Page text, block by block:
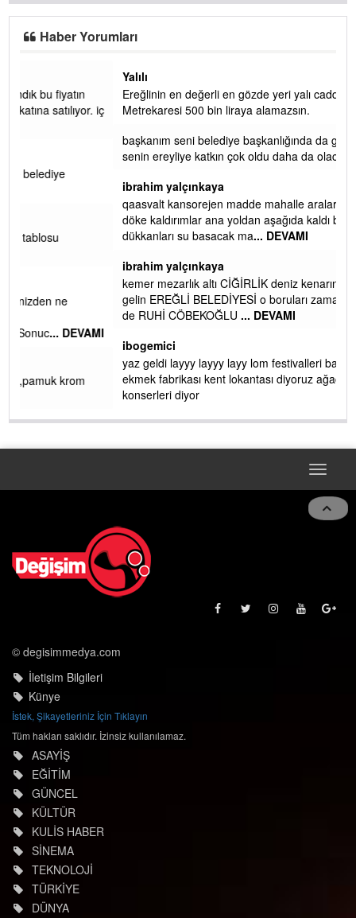
Yalılı
Ereğlinin en değerli en gözde yeri yalı caddesi ve çevresidir.
başkanım seni belediye başkanlığında da görmek isteriz
senin ereyliye katkın çok oldu daha da olacaktır
ibrahim yalçınkaya
qaasvalt kansorejen madde mahalle aralarında asvalt döke
döke kaldırımlar ana yoldan aşağıda kaldı bi yağmurda
ibrahim yalçınkaya
kemer mezarlık altı CİĞİRLİK deniz kenarına giden yola
gelin EREĞLİ BELEDİYESİ o boruları zamanında tüm ereğli
de RUHİ CÖBEKOĞLU
yaz geldi layyy layyy layy lom festivalleri başladı biz halk
ekmek fabrikası kent lokantası diyoruz ağacum yaz
konserleri diyor
Toggle
© degisimmedya.com
İletişim Bilgileri
Künye
İstek, Şikayetleriniz İçin Tıklayın
Tüm hakları saklıdır. İzinsiz kullanılamaz.
ASAYİŞ
EĞİTİM
GÜNCEL
KÜLTÜR
KULİS HABER
SİNEMA
TEKNOLOJİ
TÜRKİYE